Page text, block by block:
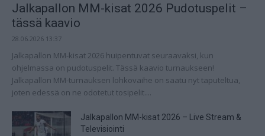
Jalkapallon MM-kisat 2026 Pudotuspelit –
tässä kaavio
28.06.2026 13:37
Jalkapallon MM-kisat 2026 huipentuvat seuraavaksi, kun
ohjelmassa on pudotuspelit. Tässä kaavio turnaukseen!
Jalkapallon MM-turnauksen lohkovaihe on saatu nyt taputeltua,
joten edessä on ne odotetut tosipelit....
Jalkapallon MM-kisat 2026 – Live Stream &
Televisiointi